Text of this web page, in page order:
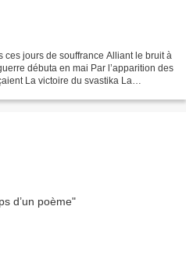
jours de souffrance Alliant le bruit à
débuta en mai Par l’apparition des
La victoire du svastika La